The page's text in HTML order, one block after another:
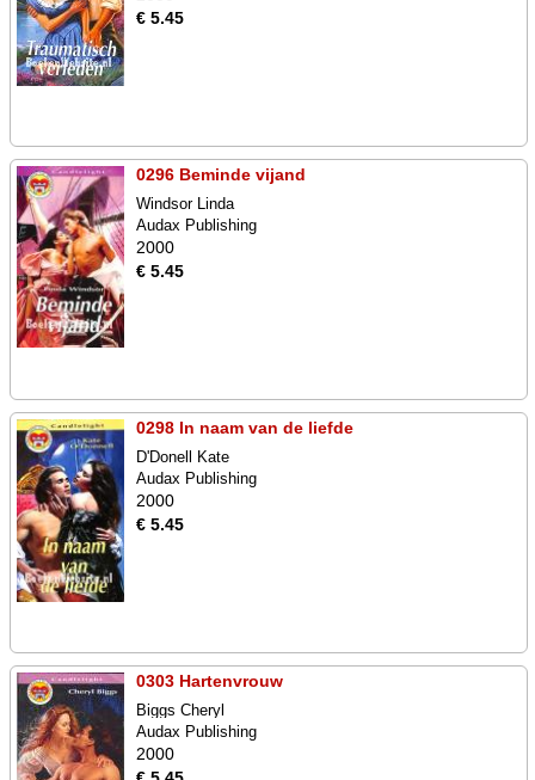
€ 5.45
0296 Beminde vijand
Windsor Linda
Audax Publishing
2000
€ 5.45
0298 In naam van de liefde
D'Donell Kate
Audax Publishing
2000
€ 5.45
0303 Hartenvrouw
Biggs Cheryl
Audax Publishing
2000